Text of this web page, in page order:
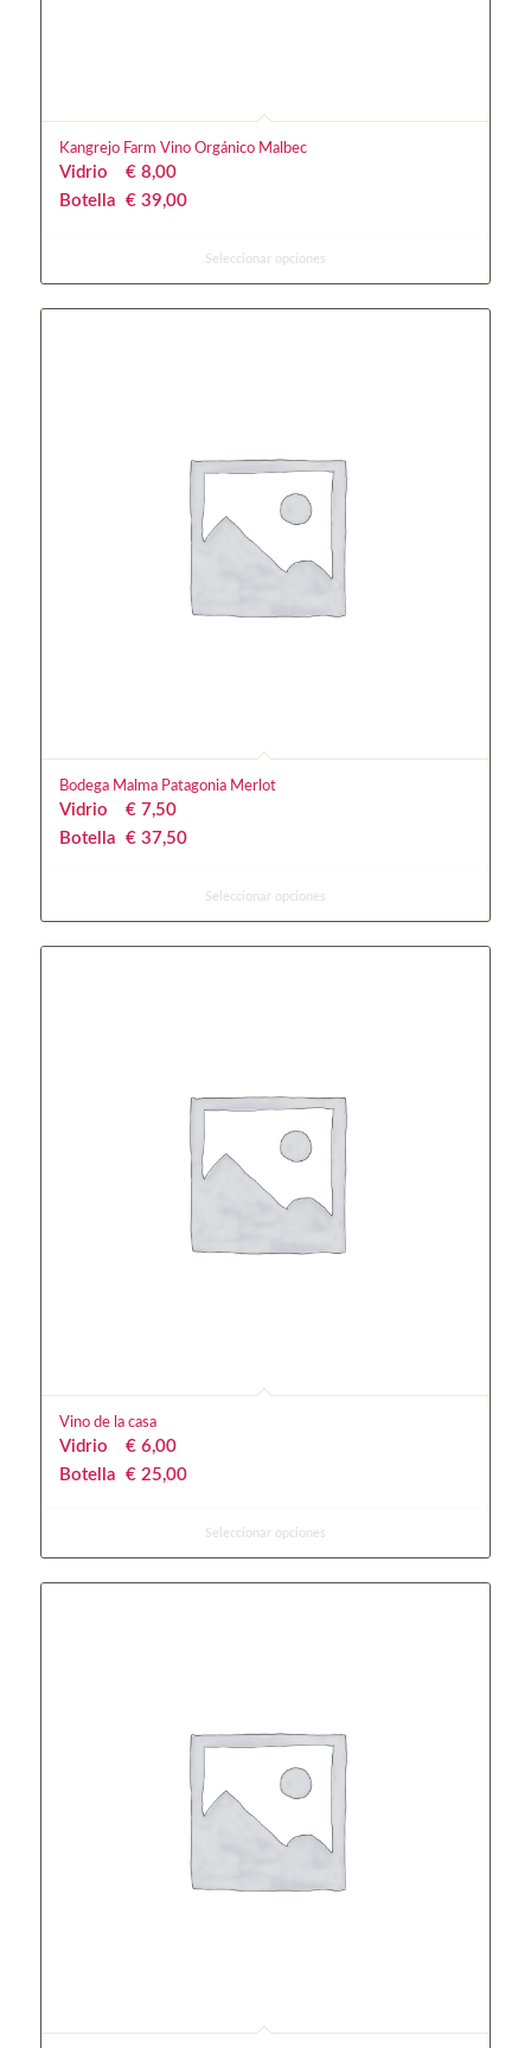
Kangrejo Farm Vino Orgánico Malbec
Vidrio € 8,00
Botella € 39,00
Seleccionar opciones
Bodega Malma Patagonia Merlot
Vidrio € 7,50
Botella € 37,50
Seleccionar opciones
Vino de la casa
Vidrio € 6,00
Botella € 25,00
Seleccionar opciones